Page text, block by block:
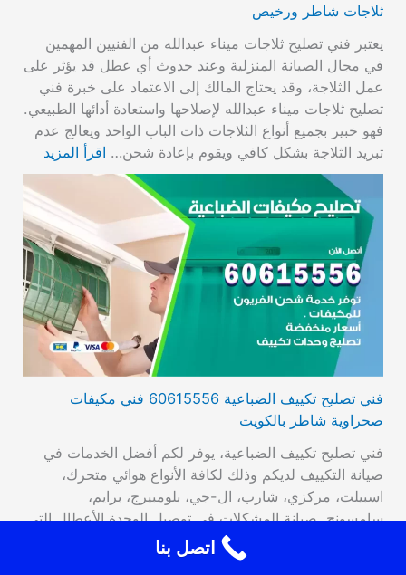
ثلاجات شاطر ورخيص
يعتبر فني تصليح ثلاجات ميناء عبدالله من الفنيين المهمين
في مجال الصيانة المنزلية وعند حدوث أي عطل قد يؤثر على
عمل الثلاجة، وقد يحتاج المالك إلى الاعتماد على خبرة فني
تصليح ثلاجات ميناء عبدالله لإصلاحها واستعادة أدائها الطبيعي.
فهو خبير بجميع أنواع الثلاجات ذات الباب الواحد ويعالج عدم
تبريد الثلاجة بشكل كافي ويقوم بإعادة شحن… اقرأ المزيد
فني تصليح تكييف الضباعية 60615556 فني مكيفات
صحراوية شاطر بالكويت
فني تصليح تكييف الضباعية، يوفر لكم أفضل الخدمات في
صيانة التكييف لديكم وذلك لكافة الأنواع هوائي متحرك،
اسبيلت، مركزي، شارب، ال-جي، بلومبيرج، برايم،
سامسونج. صيانة المشكلات في توصيل الوحدة الأعطال التي
تصيب الترموستات، تراكم الجليد، وأيضا تبديل القطع القديمة
بقطع جديدة عالية الأداء والجودة، فحص مستوى الغاز من
اتصل بنا